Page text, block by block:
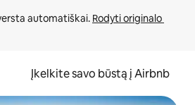
automatiškai. Rodyti originalo
Įkelkite savo būstą į Airbnb